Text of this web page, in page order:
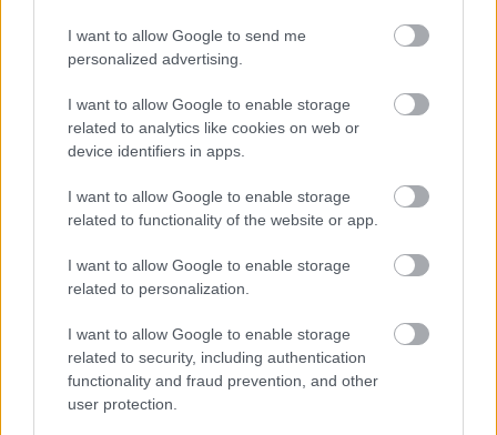
I want to allow Google to send me
personalized advertising.
I want to allow Google to enable storage
related to analytics like cookies on web or
device identifiers in apps.
I want to allow Google to enable storage
related to functionality of the website or app.
I want to allow Google to enable storage
related to personalization.
I want to allow Google to enable storage
related to security, including authentication
functionality and fraud prevention, and other
user protection.
Night heels
2014. január 13.
Lányok magassarkúban sietnek a téli éjszakába. Egy
újabb biztos jele annak, hogy fejlődik a bringás
kultúránk. Ha tetszett a poszt, nyomj egy lájkot és
kövesd a blogot a facebookon!
Rénszarvas a biciklin
2013. december 12.
Mikulás egyik rénszarvasa ellopott egy cirkuszi